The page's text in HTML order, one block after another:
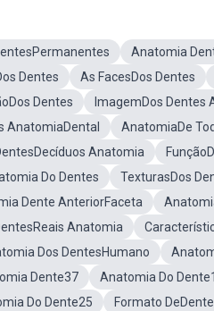
Anatomia
Dentes As FacesDos Dentes
Dentes ImagemDos Dentes
AnatomiaDental AnatomiaDe
Anatomia
Do Dentes TexturasDos
Dente AnteriorFaceta
Anatomia
Dos DentesHumano
Dente37 Anatomia Do
Do Dente25 Formato